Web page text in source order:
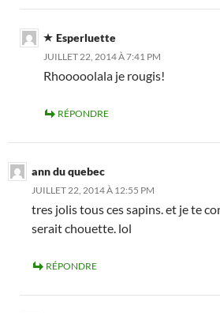
Esperluette
JUILLET 22, 2014 À 7:41 PM
Rhooooolala je rougis!
RÉPONDRE
ann du quebec
JUILLET 22, 2014 À 12:55 PM
tres jolis tous ces sapins. et je te
serait chouette. lol
RÉPONDRE